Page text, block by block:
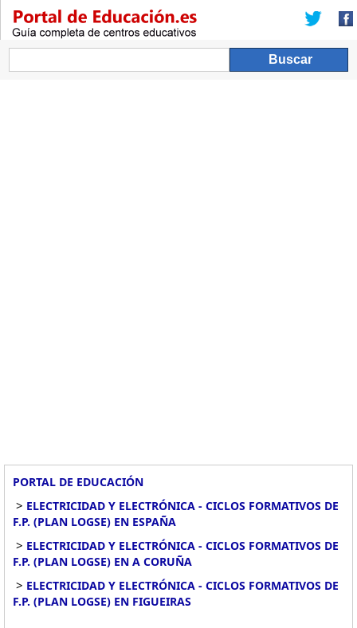
PORTAL DE EDUCACIÓN
> ELECTRICIDAD Y ELECTRÓNICA - CICLOS FORMATIVOS DE
F.P. (PLAN LOGSE) EN ESPAÑA
> ELECTRICIDAD Y ELECTRÓNICA - CICLOS FORMATIVOS DE
F.P. (PLAN LOGSE) EN A CORUÑA
> ELECTRICIDAD Y ELECTRÓNICA - CICLOS FORMATIVOS DE
F.P. (PLAN LOGSE) EN FIGUEIRAS